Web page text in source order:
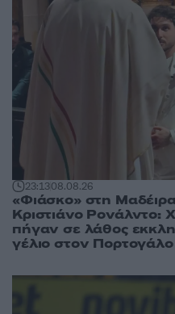
23:1308.08.26
«Φιάσκο» στη
Κριστιάνο Ρονάλντο:
πήγαν σε λάθος
γέλιο στον Πορτογάλο